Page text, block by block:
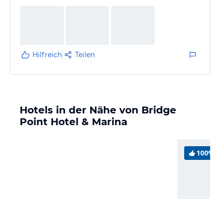
Hilfreich Teilen
Hotels in der Nähe von Bridge
Point Hotel & Marina
100%